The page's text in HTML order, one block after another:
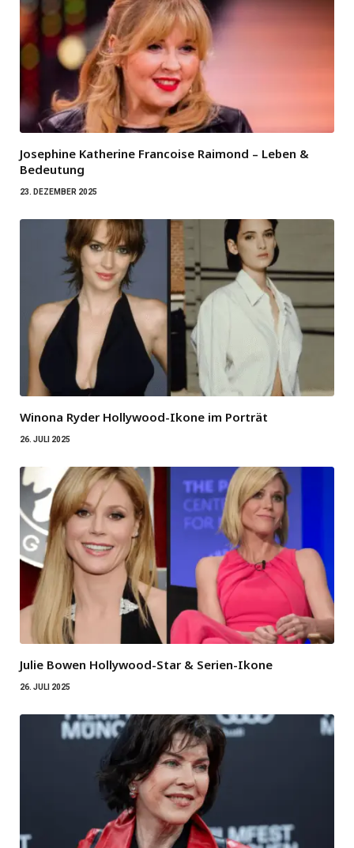
Josephine Katherine Francoise Raimond – Leben &
Bedeutung
23. DEZEMBER 2025
Winona Ryder Hollywood-Ikone im Porträt
26. JULI 2025
Julie Bowen Hollywood-Star & Serien-Ikone
26. JULI 2025